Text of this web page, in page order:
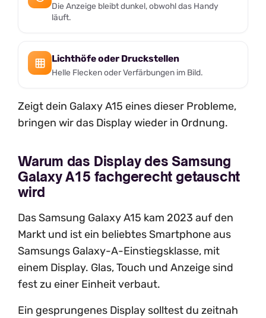
Die Anzeige bleibt dunkel, obwohl das Handy
läuft.
Lichthöfe oder Druckstellen
Helle Flecken oder Verfärbungen im Bild.
Zeigt dein Galaxy A15 eines dieser Probleme,
bringen wir das Display wieder in Ordnung.
Warum das Display des Samsung
Galaxy A15 fachgerecht getauscht
wird
Das Samsung Galaxy A15 kam 2023 auf den
Markt und ist ein beliebtes Smartphone aus
Samsungs Galaxy-A-Einstiegsklasse, mit
einem Display. Glas, Touch und Anzeige sind
fest zu einer Einheit verbaut.
Ein gesprungenes Display solltest du zeitnah